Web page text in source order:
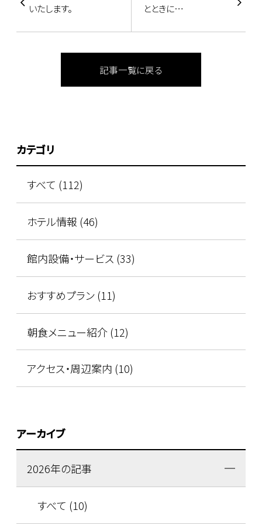
いたします。
とときに…
記事一覧に戻る
カテゴリ
すべて (112)
ホテル情報 (46)
館内設備・サービス (33)
おすすめプラン (11)
朝食メニュー紹介 (12)
アクセス・周辺案内 (10)
アーカイブ
2026年の記事
すべて (10)